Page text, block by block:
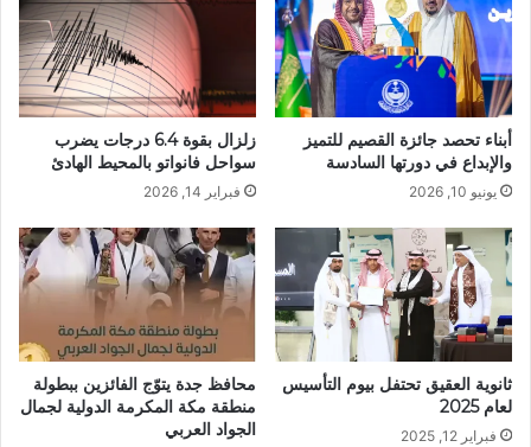
أبناء تحصد جائزة القصيم للتميز
والإبداع في دورتها السادسة
يونيو 10, 2026
زلزال بقوة 6.4 درجات يضرب
سواحل فانواتو بالمحيط الهادئ
فبراير 14, 2026
ثانوية العقيق تحتفل بيوم التأسيس
لعام 2025
فبراير 12, 2025
محافظ جدة يتوّج الفائزين ببطولة
منطقة مكة المكرمة الدولية لجمال
الجواد العربي